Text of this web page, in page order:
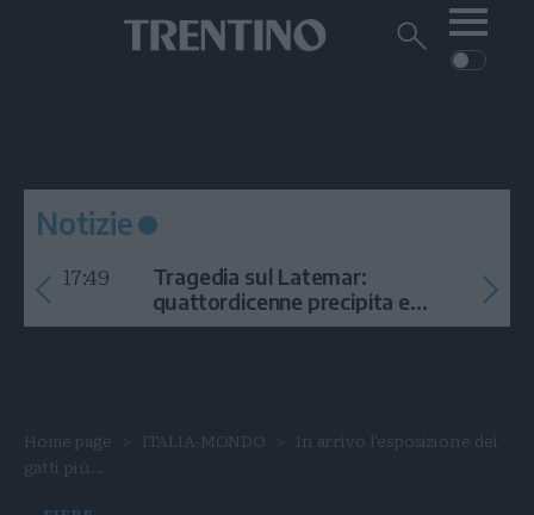
Cerca
CRONACA
GARDA
CULTURA
VIDEO
Notizie
17:49
Tragedia sul Latemar:
quattordicenne precipita e
muore
Home page ITALIA-MONDO
In arrivo l'esposizione dei
gatti più...